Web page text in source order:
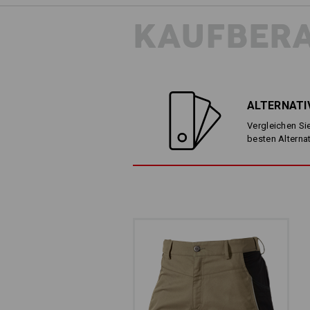
Elastisch und bequem:
für bequemen Sitz und
Vergleichen
besten